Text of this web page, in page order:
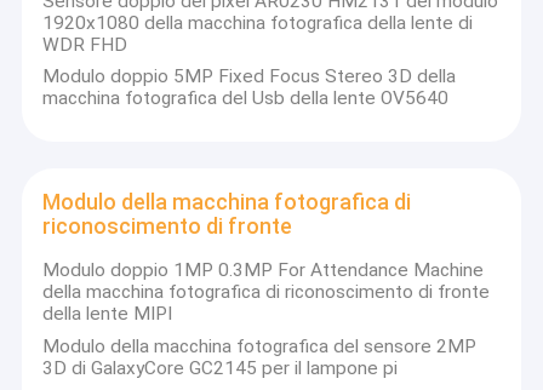
Modulo della macchina fotografica di USB
Modulo della macchina fotografica di MIPI
Modulo della macchina fotografica di visione notturna
Modulo della macchina fotografica dell'endoscopio
Modulo doppio della macchina fotografica della lente
1920x1080 della macchina fotografica della lente di
WDR FHD
Modulo doppio 5MP Fixed Focus Stereo 3D della
macchina fotografica del Usb della lente OV5640
Modulo della macchina fotografica di
riconoscimento di fronte
Modulo doppio 1MP 0.3MP For Attendance Machine
della macchina fotografica di riconoscimento di fronte
della lente MIPI
Modulo della macchina fotografica del sensore 2MP
3D di GalaxyCore GC2145 per il lampone pi